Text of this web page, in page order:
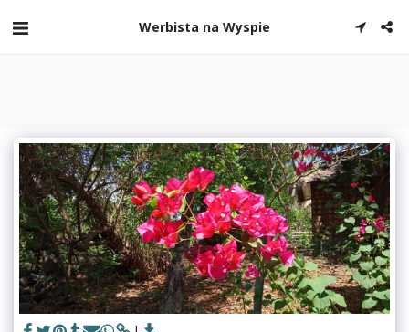
Werbista na Wyspie